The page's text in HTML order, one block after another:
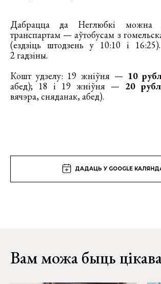
Дабрацца да Неглюбкі можна
транспартам — аўтобусам з
(ездзіць штодзень у 10:10 і
2 гадзіны.
Кошт удзелу: 19 жніўня — 10
абед); 18 і 19 жніўня — 20
вячэра, сняданак, абед).
ДАДАЦЬ У GOOGLE
Вам можа быць